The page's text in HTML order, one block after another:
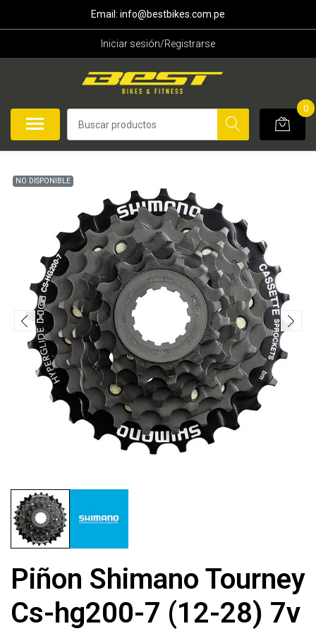
Email: info@bestbikes.com.pe
Iniciar sesión/Registrarse
0
NO DISPONIBLE
Piñon Shimano Tourney
Cs-hg200-7 (12-28) 7v